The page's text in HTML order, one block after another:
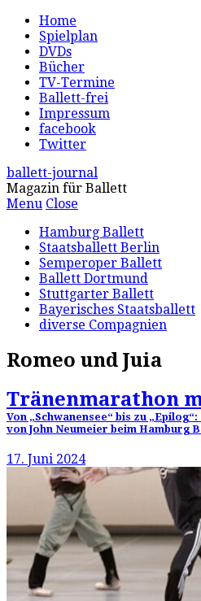
Home
Spielplan
DVDs
Bücher
TV-Termine
Ballett-frei
Impressum
facebook
Twitter
ballett-journal
Magazin für Ballett
Menu Close
Hamburg Ballett
Staatsballett Berlin
Semperoper Ballett
Ballett Dortmund
Stuttgarter Ballett
Bayerisches Staatsballett
diverse Compagnien
Romeo und Juia
Tränenmarathon
Von „Schwanensee“ bis zu
von John Neumeier beim Hamburg
17. Juni 2024